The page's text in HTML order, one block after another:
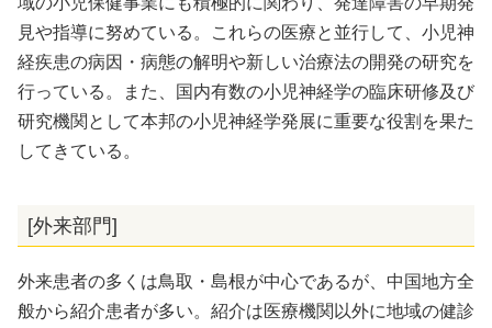
見や指導に努めている。これらの医療と並行して、小児神
経疾患の病因・病態の解明や新しい治療法の開発の研究を
行っている。また、国内有数の小児神経学の臨床研修及び
研究機関として本邦の小児神経学発展に重要な役割を果た
してきている。
[外来部門]
外来患者の多くは鳥取・島根が中心であるが、中国地方全
般から紹介患者が多い。紹介は医療機関以外に地域の健診